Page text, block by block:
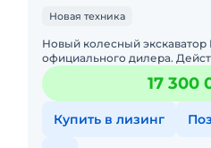
Новая техника
Новый колесный экскаватор
официального дилера.
производителя: 2 года или
подобрать лучшие условия
17 300
Купить в лизинг